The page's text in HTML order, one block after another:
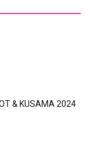
& KUSAMA 2024